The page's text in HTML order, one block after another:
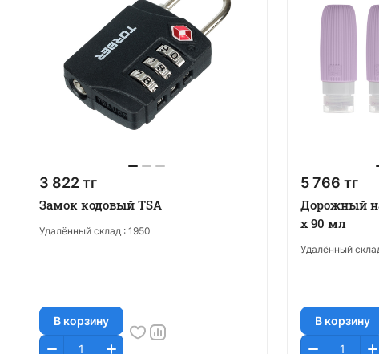
3 822 тг
Замок кодовый TSA
Удалённый склад : 1950
В корзину
5 766 тг
Дорожный
х 90 мл
Удалённый
В корзину